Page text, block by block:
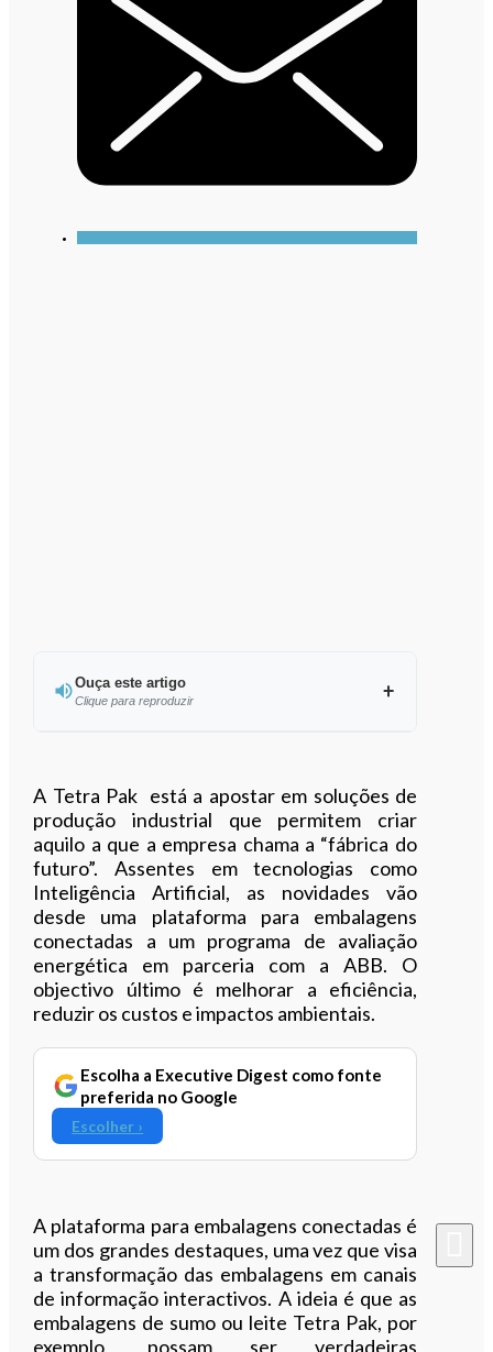
Ouça este artigo
Clique para reproduzir
A Tetra Pak está a apostar em soluções de
produção industrial que permitem criar
aquilo a que a empresa chama a “fábrica do
futuro”. Assentes em tecnologias como
Inteligência Artificial, as novidades vão
desde uma plataforma para embalagens
conectadas a um programa de avaliação
energética em parceria com a ABB. O
objectivo último é melhorar a eficiência,
reduzir os custos e impactos ambientais.
Escolha a Executive Digest como fonte
preferida no Google
Escolher ›
A plataforma para embalagens conectadas é
um dos grandes destaques, uma vez que visa
a transformação das embalagens em canais
de informação interactivos. A ideia é que as
embalagens de sumo ou leite Tetra Pak, por
exemplo, possam ser verdadeiras